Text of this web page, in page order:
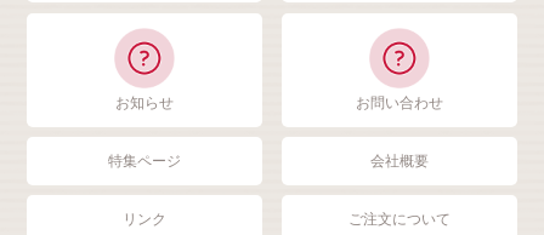
お知らせ お問い合わせ
特集ページ 会社概要
リンク ご注文について